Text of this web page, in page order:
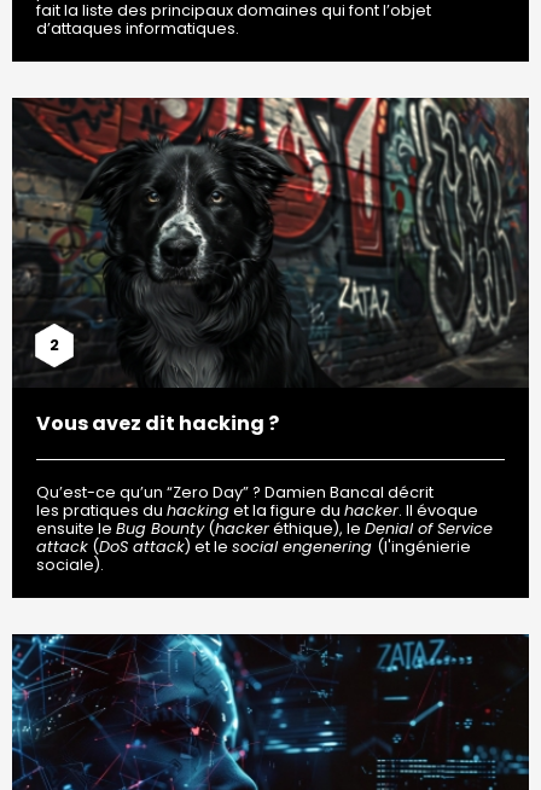
fait la liste des principaux domaines qui font l’objet
d’attaques informatiques.
2
Vous avez dit hacking ?
Qu’est-ce qu’un “Zero Day” ? Damien Bancal décrit
les pratiques du hackinget la figure du hacker. Il évoque
ensuite le Bug Bounty(hackeréthique), le Denial of Service
attack (DoS attack) et le social engenering (l'ingénierie
sociale).